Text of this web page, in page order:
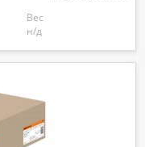
Вес
н/д